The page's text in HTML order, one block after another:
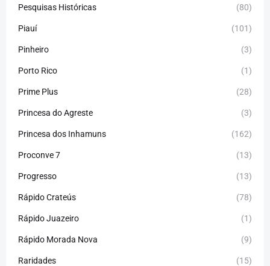
Pesquisas Históricas (80)
Piauí (101)
Pinheiro (3)
Porto Rico (1)
Prime Plus (28)
Princesa do Agreste (3)
Princesa dos Inhamuns (162)
Proconve 7 (13)
Progresso (13)
Rápido Crateús (78)
Rápido Juazeiro (1)
Rápido Morada Nova (9)
Raridades (15)